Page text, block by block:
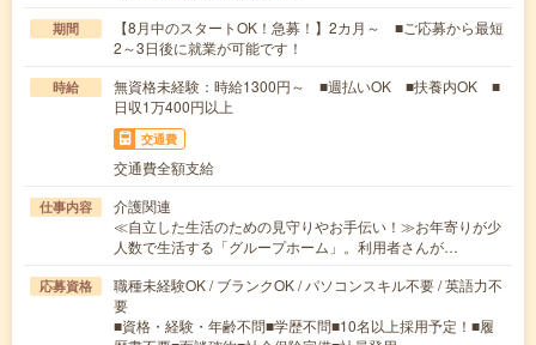
期間
【8月中のスタートOK！急募！】2カ月～ ■ご応募から最短
2～3日後に就業が可能です！
時給
無資格未経験：時給1300円～ ■週払いOK ■扶養内OK ■
日収1万400円以上
交通費
交通費全額支給
仕事内容
介護関連
≪自立した生活のための見守りやお手伝い！≫お年寄りが少
人数で生活する「グループホーム」。利用者さんが…
応募資格
職種未経験OK / ブランクOK / パソコンスキル不要 / 英語力不
要
■資格・経験・年齢不問■学歴不問■10名以上採用予定！■履